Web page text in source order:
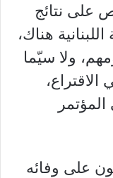
على نتائج
هناك،
ولا سيّما
على وفائه